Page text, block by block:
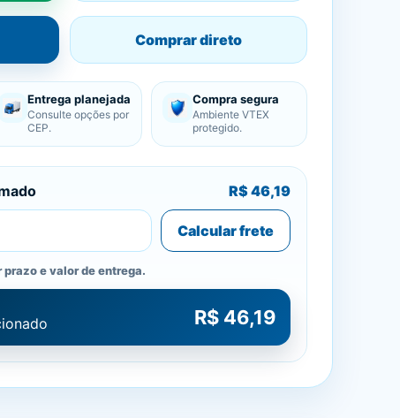
Comprar direto
Entrega planejada
Consulte opções por
CEP.
Compra segura
Ambiente VTEX
protegido.
R$ 46,19
Calcular frete
prazo e valor de entrega.
R$ 46,19